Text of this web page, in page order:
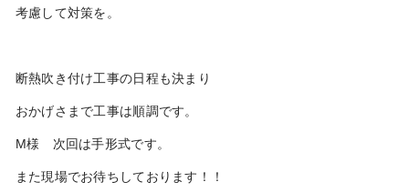
考慮して対策を。
断熱吹き付け工事の日程も決まり
おかげさまで工事は順調です。
M様 次回は手形式です。
また現場でお待ちしております！！